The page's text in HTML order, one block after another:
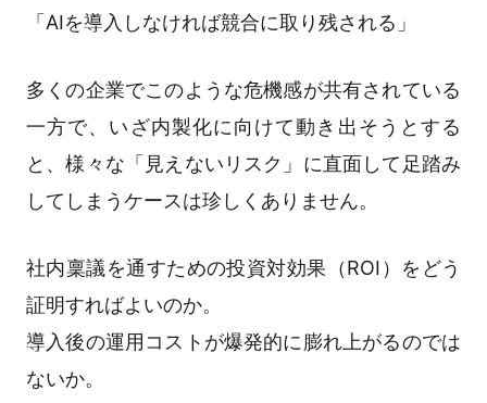
「AIを導入しなければ競合に取り残される」
多くの企業でこのような危機感が共有されている
一方で、いざ内製化に向けて動き出そうとする
と、様々な「見えないリスク」に直面して足踏み
してしまうケースは珍しくありません。
社内稟議を通すための投資対効果（ROI）をどう
証明すればよいのか。
導入後の運用コストが爆発的に膨れ上がるのでは
ないか。